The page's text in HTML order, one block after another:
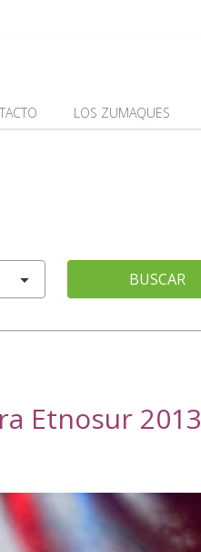
LOS ZUMAQUES
BUSCAR
Etnosur 2013